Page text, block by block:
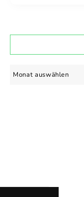
Archiv